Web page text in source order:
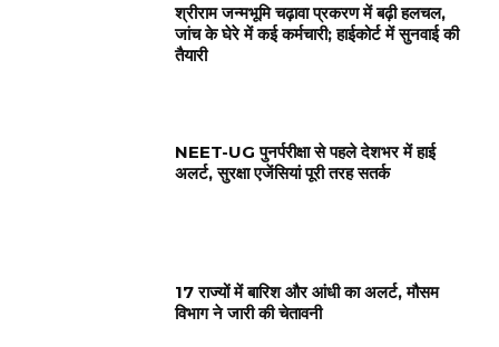
श्रीराम जन्मभूमि चढ़ावा प्रकरण में बढ़ी हलचल,
जांच के घेरे में कई कर्मचारी; हाईकोर्ट में सुनवाई की
तैयारी
NEET-UG पुनर्परीक्षा से पहले देशभर में हाई
अलर्ट, सुरक्षा एजेंसियां पूरी तरह सतर्क
17 राज्यों में बारिश और आंधी का अलर्ट, मौसम
विभाग ने जारी की चेतावनी